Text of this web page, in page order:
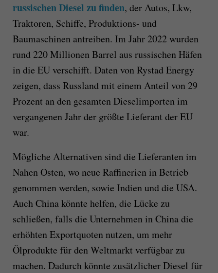
russischen Diesel zu finden, der Autos, Lkw,
Traktoren, Schiffe, Produktions- und
Baumaschinen antreiben. Im Jahr 2022 wurden
rund 220 Millionen Barrel aus russischen Häfen
in die EU verschifft. Daten von Rystad Energy
zeigen, dass Russland mit einem Anteil von 29
Prozent an den gesamten Dieselimporten im
vergangenen Jahr der größte Lieferant der EU
war.
Mögliche Alternativen sind die Lieferanten im
Nahen Osten, wo neue Raffinerien in Betrieb
genommen werden, sowie Indien und die USA.
Auch China könnte helfen, die Lücke zu
schließen, falls die Unternehmen in China die
erhöhten Exportquoten nutzen, um mehr
Ölprodukte für den Weltmarkt verfügbar zu
machen. Dadurch könnte zusätzlicher Diesel für